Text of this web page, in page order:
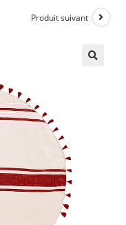
Produit suivant